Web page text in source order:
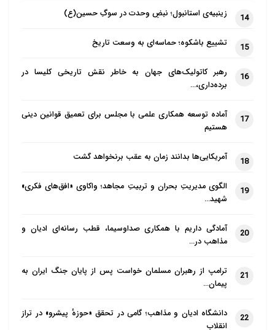
14 زینبیه‌ی استانبول؛ نبضِ وحدت در سوگِ حسین(ع)
15 تشییع باشکوه؛ حماسه‌ای به وسعت تاریخ
16
رهبر کاتولیک‌های جهان به خاطر نقش تاریخی کلیسا در
برده‌داری،…
17
آماده توسعه همکاری علمی با مجلس برای تعمیق قوانین دینی
هستیم
18 آمریکایی‌ها بدانند زمان به عقب برنخواهد گشت
19
الگوی مدیریتِ بحران و تربیتِ مجاهد؛ واکاوی «افق‌های فکری»
شهید…
20
آمادگی داریم با همکاری صداوسیما، قطب رسانه‌ای ادیان و
مذاهب در…
21
ترامپ از رهبران مسلمان خواست پس از پایان جنگ ایران به
پیمان…
22
دانشگاه ادیان و مذاهب؛ گامی در تحقق «حوزهٔ پیشرو» در تراز
انقلاب